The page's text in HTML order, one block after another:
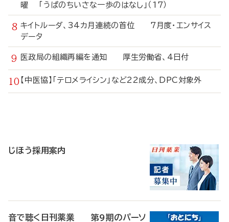
曜 「うぱのちいさな一歩のはなし」（17）
キイトルーダ、34カ月連続の首位 7月度・エンサイス
データ
医政局の組織再編を通知 厚生労働省、4日付
【中医協】「テロメライシン」など22成分、DPC対象外
じほう採用案内
音で聴く日刊薬業 第9期のパーソ